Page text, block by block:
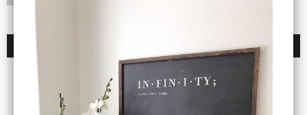
DU KANSKE OCKSÅ ÄR INTRESSERAD AV
ENDAST 1 ST KVAR I LAGER